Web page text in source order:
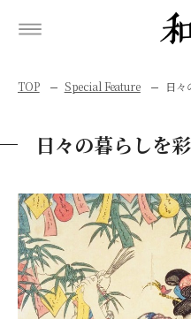
TOP Special Feature 日々
日々の暮らしを